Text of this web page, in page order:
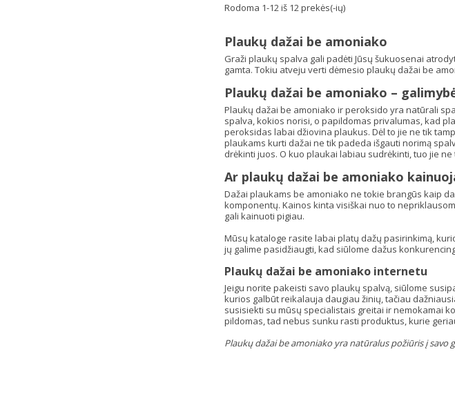
Rodoma 1-12 iš 12 prekės(-ių)
Plaukų dažai be amoniako
Graži plaukų spalva gali padėti Jūsų šukuosenai
gamta. Tokiu atveju verti dėmesio plaukų dažai be
Plaukų dažai be amoniako –
Plaukų dažai be amoniako ir peroksido yra natūrali
spalva, kokios norisi, o papildomas privalumas, kad
peroksidas labai džiovina plaukus. Dėl to jie ne tik
plaukams kurti dažai ne tik padeda išgauti norimą
drėkinti juos. O kuo plaukai labiau sudrėkinti, tuo jie
Ar plaukų dažai be amoniako
Dažai plaukams be amoniako ne tokie brangūs kaip
komponentų. Kainos kinta visiškai nuo to
gali kainuoti pigiau.
Mūsų kataloge rasite labai platų dažų pasirinkimą,
jų galime pasidžiaugti, kad siūlome dažus
Plaukų dažai be amoniako internetu
Jeigu norite pakeisti savo plaukų spalvą, siūlome
kurios galbūt reikalauja daugiau žinių, tačiau
susisiekti su mūsų specialistais greitai ir nemokamai
pildomas, tad nebus sunku rasti produktus, kurie
Plaukų dažai be amoniako yra natūralus požiūris į savo